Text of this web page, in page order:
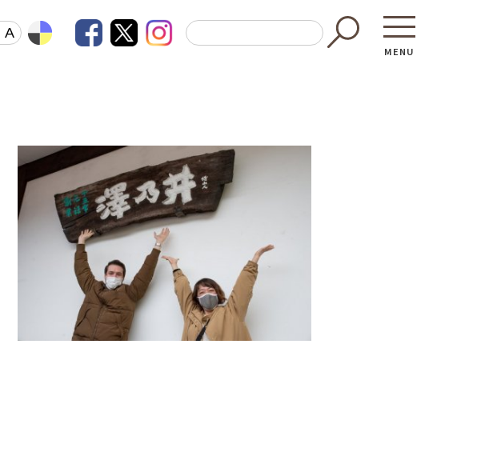
A
MENU
東京都GAP
─ 東京都GAP認証者一覧
東京都の食材を使った料理教室
働く・学ぶ